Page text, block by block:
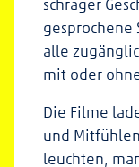
gesprochene
alle
mit oder
Die Filme
und
leuchten,